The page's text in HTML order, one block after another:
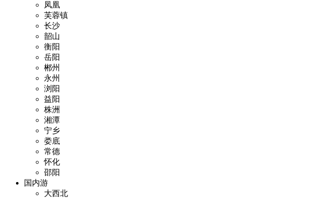
凤凰
芙蓉镇
长沙
韶山
衡阳
岳阳
郴州
永州
浏阳
益阳
株洲
湘潭
宁乡
娄底
常德
怀化
邵阳
国内游
大西北